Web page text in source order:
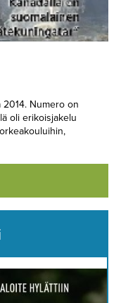
2014. Numero on
oli erikoisjakelu